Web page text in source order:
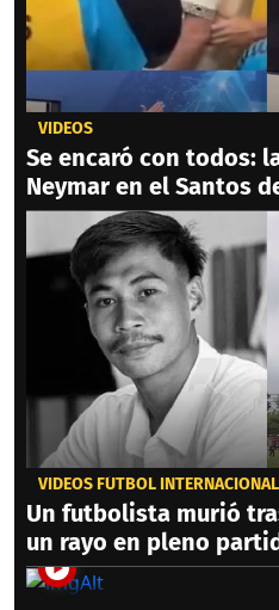
VIDEOS
Se encaró con todos:
Neymar en el Santos
VIDEOS FÚTBOL INTERNACIONAL
Un futbolista murió
un rayo en pleno